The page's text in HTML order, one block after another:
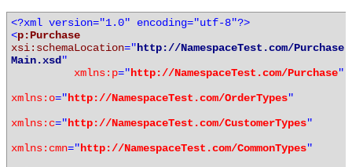
<?xml version="1.0" encoding="utf-8"?>
<p:Purchase
xsi:schemaLocation="http://NamespaceTest.com/Purchase
Main.xsd"
xmlns:p="http://NamespaceTest.com/Purchase"
xmlns:o="http://NamespaceTest.com/OrderTypes"
xmlns:c="http://NamespaceTest.com/CustomerTypes"
xmlns:cmn="http://NamespaceTest.com/CommonTypes"